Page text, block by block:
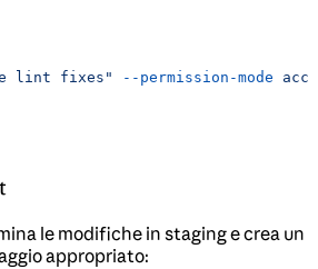
lint fixes" --permission-mode
le modifiche in staging e crea un
appropriato: